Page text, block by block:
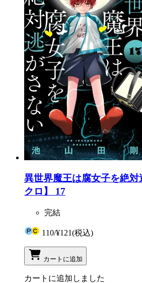
異世界魔王は腐女子を絶対
クロ】 17
完結
110/¥121(税込)
カートに追加
カートに追加しました